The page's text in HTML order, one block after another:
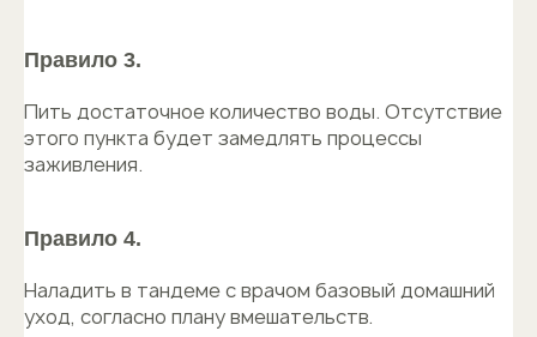
Правило 3.
Пить достаточное количество воды. Отсутствие
этого пункта будет замедлять процессы
заживления.
Правило 4.
Наладить в тандеме с врачом базовый домашний
уход, согласно плану вмешательств.